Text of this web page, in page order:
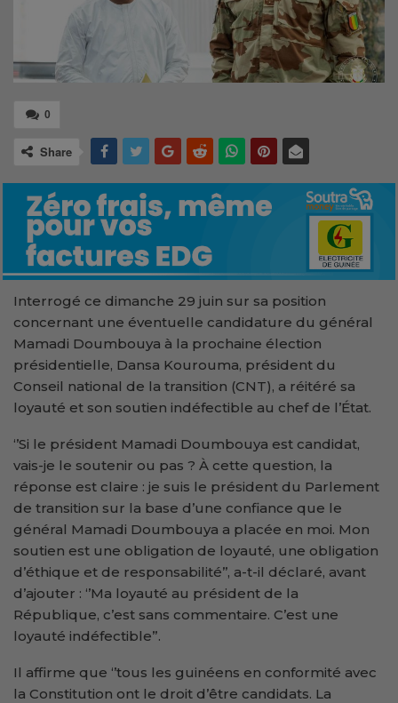
0
Share
Interrogé ce dimanche 29 juin sur sa position
concernant une éventuelle candidature du général
Mamadi Doumbouya à la prochaine élection
présidentielle, Dansa Kourouma, président du
Conseil national de la transition (CNT), a réitéré sa
loyauté et son soutien indéfectible au chef de l’État.
‘’Si le président Mamadi Doumbouya est candidat,
vais-je le soutenir ou pas ? À cette question, la
réponse est claire : je suis le président du Parlement
de transition sur la base d’une confiance que le
général Mamadi Doumbouya a placée en moi. Mon
soutien est une obligation de loyauté, une obligation
d’éthique et de responsabilité’’, a-t-il déclaré, avant
d’ajouter : ‘’Ma loyauté au président de la
République, c’est sans commentaire. C’est une
loyauté indéfectible”.
Il affirme que ‘’tous les guinéens en conformité avec
la Constitution ont le droit d’être candidats. La